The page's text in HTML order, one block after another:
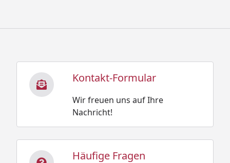
Kontakt-Formular
Wir freuen uns auf Ihre
Nachricht!
Häufige Fragen